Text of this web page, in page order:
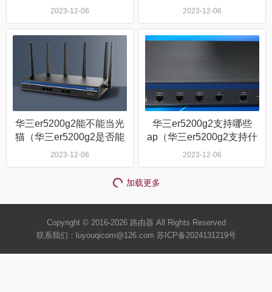
复出厂设置方法）
2023-12-06
配置miniAx61方法）
2023-12-06
华三er5200g2能不能当光
猫（华三er5200g2是否能
当光猫）
2023-12-06
华三er5200g2支持哪些
ap（华三er5200g2支持什
么ap）
2023-12-06
加载更多
Copyright © 2016-2026 路由器 All Rights Reserved
联系我们：luyouqicom@126.com 苏ICP备2024131219号